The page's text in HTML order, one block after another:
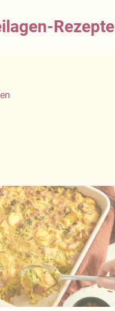
Rezepte